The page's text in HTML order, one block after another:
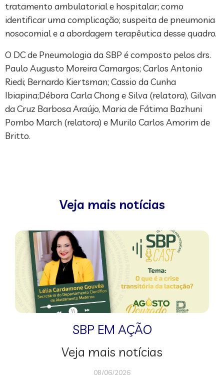
tratamento ambulatorial e hospitalar; como
identificar uma complicação; suspeita de pneumonia
nosocomial e a abordagem terapêutica desse quadro.
O DC de Pneumologia da SBP é composto pelos drs.
Paulo Augusto Moreira Camargos; Carlos Antonio
Riedi; Bernardo Kiertsman; Cassio da Cunha
Ibiapina;Débora Carla Chong e Silva (relatora), Gilvan
da Cruz Barbosa Araújo, Maria de Fátima Bazhuni
Pombo March (relatora) e Murilo Carlos Amorim de
Britto.
Veja mais notícias
SBP EM AÇÃO
Veja mais notícias
08/06/2026